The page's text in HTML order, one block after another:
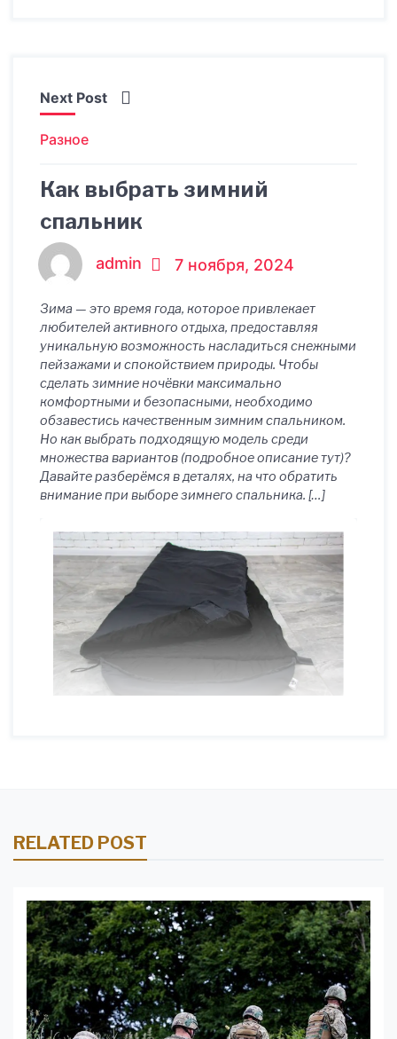
Next Post
Разное
Как выбрать зимний
спальник
admin 7 ноября, 2024
Зима — это время года, которое привлекает
любителей активного отдыха, предоставляя
уникальную возможность насладиться снежными
пейзажами и спокойствием природы. Чтобы
сделать зимние ночёвки максимально
комфортными и безопасными, необходимо
обзавестись качественным зимним спальником.
Но как выбрать подходящую модель среди
множества вариантов (подробное описание тут)?
Давайте разберёмся в деталях, на что обратить
внимание при выборе зимнего спальника. […]
RELATED POST